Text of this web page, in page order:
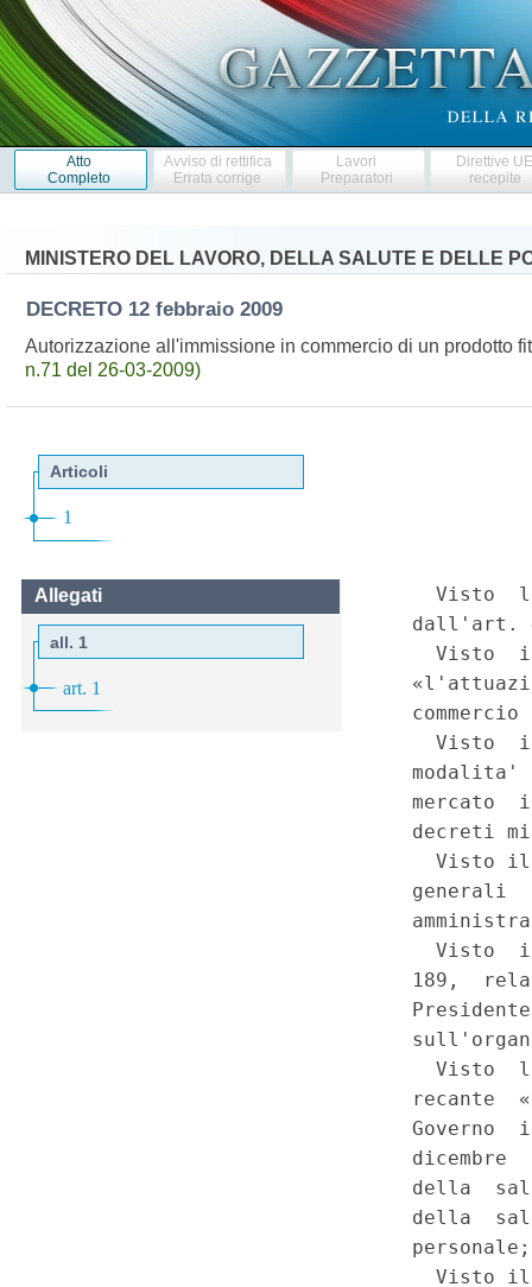
Atto
Completo
Avviso di rettifica
Errata corrige
Lavori
Preparatori
Direttive
recepite
MINISTERO DEL LAVORO, DELLA SALUTE E DELLE
DECRETO 12 febbraio 2009
Autorizzazione all'immissione in commercio di un prodotto
n.71 del 26-03-2009)